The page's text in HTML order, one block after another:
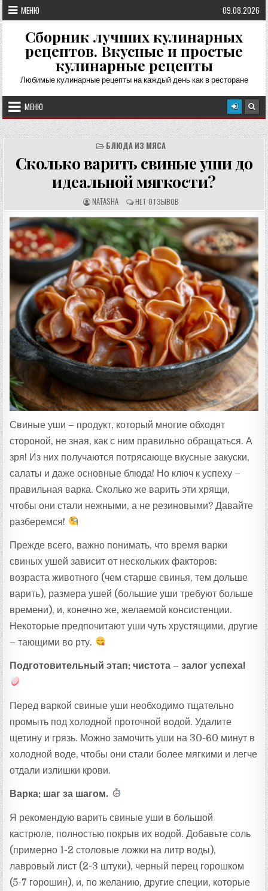
Перейти
к
содержимому
МЕНЮ 09.08.2026
Сборник лучших кулинарных
рецептов. Вкусные и простые
кулинарные рецепты
Любимые кулинарные рецепты на каждый день как в ресторане
МЕНЮ
БЛЮДА ИЗ МЯСА
Сколько варить свиные уши до
идеальной мягкости?
А
В
Т
О
Р
Е
Ц
Е
П
Т
А
:
NATASHA О
Т
З
Ы
В
Ы
:
НЕТ ОТЗЫВОВ
Свиные уши – продукт, который многие обходят
стороной, не зная, как с ним правильно обращаться. А
зря! Из них получаются потрясающе вкусные закуски,
салаты и даже основные блюда! Но ключ к успеху –
правильная варка. Сколько же варить эти хрящи,
чтобы они стали нежными, а не резиновыми? Давайте
разберемся!
Прежде всего, важно понимать, что время варки
свиных ушей зависит от нескольких факторов:
возраста животного (чем старше свинья, тем дольше
варить), размера ушей (большие уши требуют больше
времени), и, конечно же, желаемой консистенции.
Некоторые предпочитают уши чуть хрустящими, другие
– тающими во рту.
Подготовительный этап: чистота – залог успеха!
Перед варкой свиные уши необходимо тщательно
промыть под холодной проточной водой. Удалите
щетину и грязь. Можно замочить уши на 30-60 минут в
холодной воде, чтобы они стали более мягкими и легче
отдали излишки крови.
Варка: шаг за шагом.
Я рекомендую варить свиные уши в большой
кастрюле, полностью покрыв их водой. Добавьте соль
(примерно 1-2 столовые ложки на литр воды),
лавровый лист (2-3 штуки), черный перец горошком
(5-7 горошин), и, по желанию, другие специи, которые